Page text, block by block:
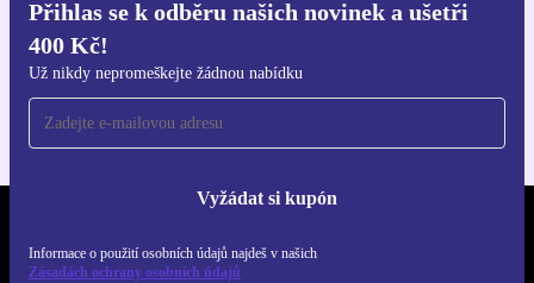
Přihlas se k odběru našich novinek a ušetři
400 Kč!
Už nikdy nepromeškejte žádnou nabídku
Vyžádat si kupón
Informace o použití osobních údajů najdeš v našich
Zásadách ochrany osobních údajů
Pro iOS a Android